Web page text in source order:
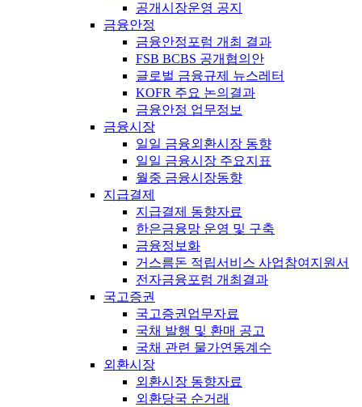
공개시장운영 공지
금융안정
금융안정포럼 개최 결과
FSB BCBS 공개협의안
글로벌 금융규제 뉴스레터
KOFR 주요 논의결과
금융안정 업무정보
금융시장
일일 금융외환시장 동향
일일 금융시장 주요지표
월중 금융시장동향
지급결제
지급결제 동향자료
한은금융망 운영 및 구축
금융정보화
거스름돈 적립서비스 사업참여지원서
전자금융포럼 개최결과
국고증권
국고증권업무자료
국채 발행 및 환매 공고
국채 관련 물가연동계수
외환시장
외환시장 동향자료
외환당국 순거래